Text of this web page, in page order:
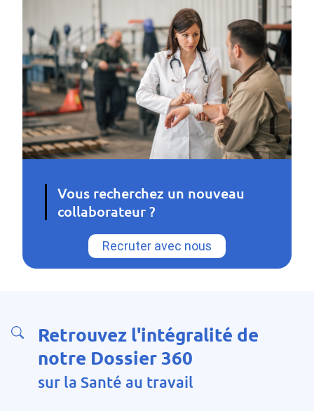
Vous recherchez un nouveau
collaborateur ?
Recruter avec nous
Retrouvez l'intégralité de
notre Dossier 360
sur la Santé au travail